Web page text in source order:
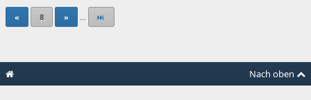
« 8 » ...
Nach oben